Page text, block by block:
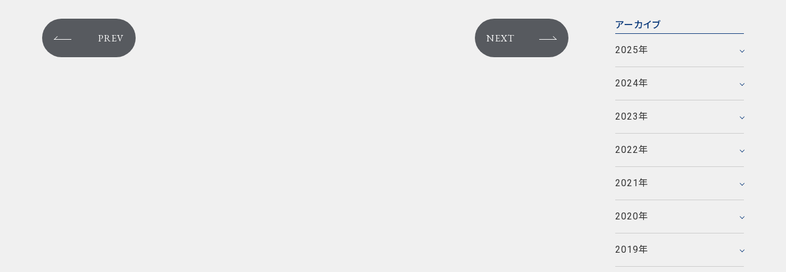
PREV NEXT
アーカイブ
2025年
2025年5月
2025年1月
2024年
2024年12月
2024年5月
2023年
2023年12月
2023年9月
2023年3月
2022年
2022年1月
2021年
2021年4月
2021年1月
2020年
2020年12月
2020年11月
2020年8月
2020年4月
2020年1月
2019年
2019年12月
2019年4月
2019年1月
2018年10月
2018年8月
2018年7月
2018年3月
2017年12月
2017年11月
2017年8月
2017年7月
2017年6月
2016年12月
2016年11月
2016年8月
2016年7月
2016年6月
2015年12月
2015年9月
2015年8月
2014年12月
2014年11月
2013年12月
2013年11月
2012年12月